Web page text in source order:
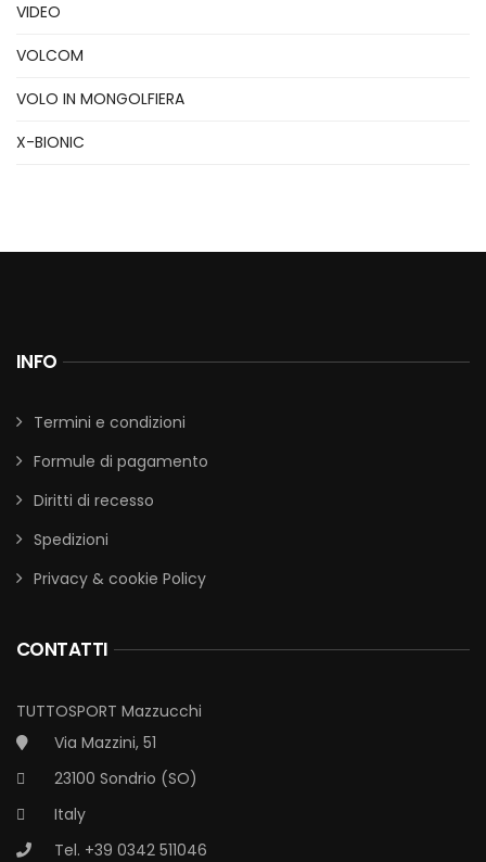
VIDEO
VOLCOM
VOLO IN MONGOLFIERA
X-BIONIC
INFO
Termini e condizioni
Formule di pagamento
Diritti di recesso
Spedizioni
Privacy & cookie Policy
CONTATTI
TUTTOSPORT Mazzucchi
Via Mazzini, 51
23100 Sondrio (SO)
Italy
Tel. +39 0342 511046